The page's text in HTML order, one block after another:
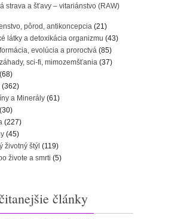
strava a šťavy – vitariánstvo (RAW)
pôrod, antikoncepcia (21)
látky a detoxikácia organizmu (43)
evolúcia a proroctvá (85)
sci-fi, mimozemšťania (37)
(68)
(362)
a Minerály (61)
(30)
(227)
(45)
životný štýl (119)
živote a smrti (5)
články